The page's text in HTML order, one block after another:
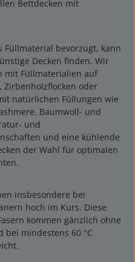
Bettdecken mit
Füllmaterial bevorzugt, kann
Decken finden. Wir
mit Füllmaterialien auf
Zirbenholzflocken oder
natürlichen Füllungen wie
Baumwoll- und
und
und eine kühlende
der Wahl für optimalen
insbesondere bei
hoch im Kurs. Diese
kommen gänzlich ohne
bei mindestens 60 °C